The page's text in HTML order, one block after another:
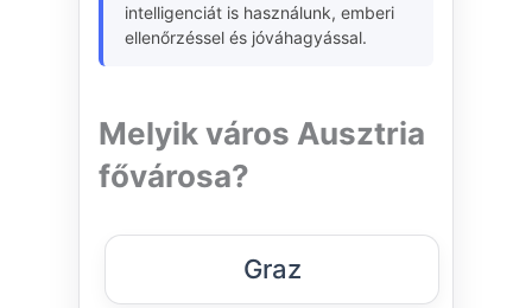
intelligenciát is használunk, emberi
ellenőrzéssel és jóváhagyással.
Melyik város Ausztria
fővárosa?
Graz